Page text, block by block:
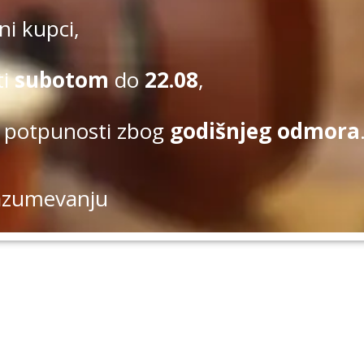
kupci,
subotomdo 22.08,
zbog godišnjeg odmora